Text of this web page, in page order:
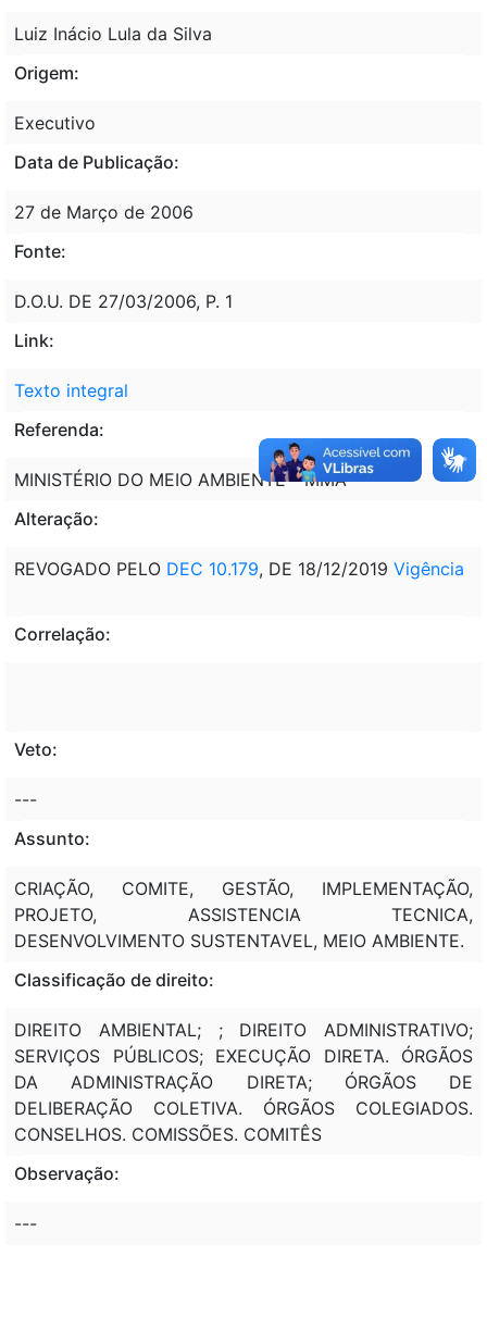
Luiz Inácio Lula da Silva
Origem:
Executivo
Data de Publicação:
27 de Março de 2006
Fonte:
D.O.U. DE 27/03/2006, P. 1
Link:
Texto integral
Referenda:
MINISTÉRIO DO MEIO AMBIENTE - MMA
Alteração:
REVOGADO PELO DEC 10.179, DE 18/12/2019 Vigência
Correlação:
Veto:
---
Assunto:
CRIAÇÃO, COMITE, GESTÃO, IMPLEMENTAÇÃO,
PROJETO, ASSISTENCIA TECNICA,
DESENVOLVIMENTO SUSTENTAVEL, MEIO AMBIENTE.
Classificação de direito:
DIREITO AMBIENTAL; ; DIREITO ADMINISTRATIVO;
SERVIÇOS PÚBLICOS; EXECUÇÃO DIRETA. ÓRGÃOS
DA ADMINISTRAÇÃO DIRETA; ÓRGÃOS DE
DELIBERAÇÃO COLETIVA. ÓRGÃOS COLEGIADOS.
CONSELHOS. COMISSÕES. COMITÊS
Observação:
---